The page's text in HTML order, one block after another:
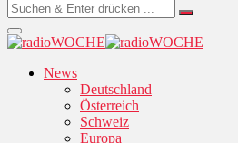
News
Deutschland
Österreich
Schweiz
Europa